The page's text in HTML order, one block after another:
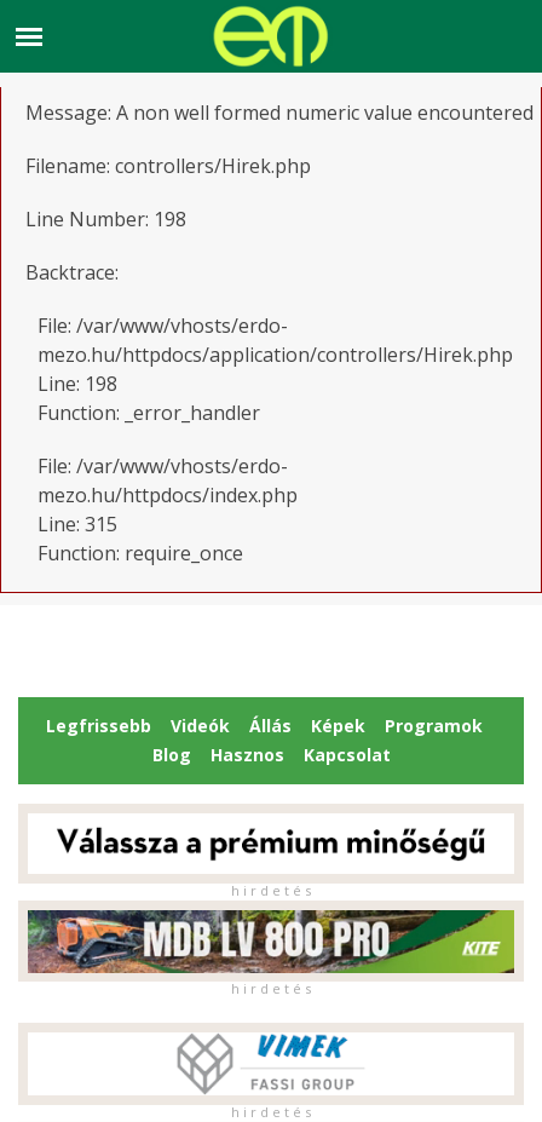
A PHP Error was encountered
Message: A non well formed numeric value encountered
Filename: controllers/Hirek.php
Line Number: 198
Backtrace:
File: /var/www/vhosts/erdo-
mezo.hu/httpdocs/application/controllers/Hirek.php
Line: 198
Function: _error_handler
File: /var/www/vhosts/erdo-
mezo.hu/httpdocs/index.php
Line: 315
Function: require_once
Legfrissebb Videók Állás Képek
Programok
Blog
Hasznos Kapcsolat
h i r d e t é s
h i r d e t é s
h i r d e t é s